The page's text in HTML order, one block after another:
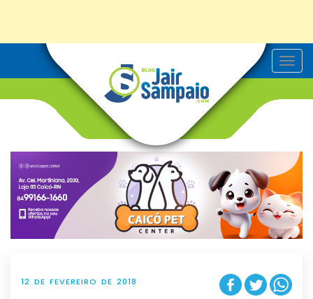
T
o
v
g
t
i
o
n
12 DE FEVEREIRO DE 2018